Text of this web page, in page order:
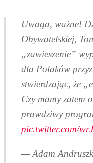
Uwaga, ważne!
Obywatelskiej,
„zawieszenie”
dla Polaków
stwierdzając, że
Czy mamy zatem
prawdziwy
pic.twitter.com/
— Adam